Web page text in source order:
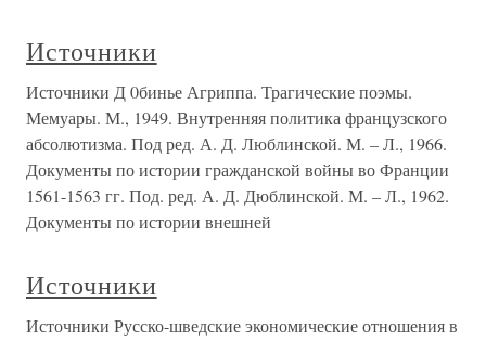
Источники
Источники Д 0бинье Агриппа. Трагические поэмы.
Мемуары. М., 1949. Внутренняя политика французского
абсолютизма. Под ред. А. Д. Люблинской. М. – Л., 1966.
Документы по истории гражданской войны во Франции
1561-1563 гг. Под. ред. А. Д. Дюблинской. М. – Л., 1962.
Документы по истории внешней
Источники
Источники Русско-шведские экономические отношения в